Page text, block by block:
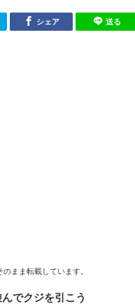
シェア 送る
まま転載しています。
でクジを引こう